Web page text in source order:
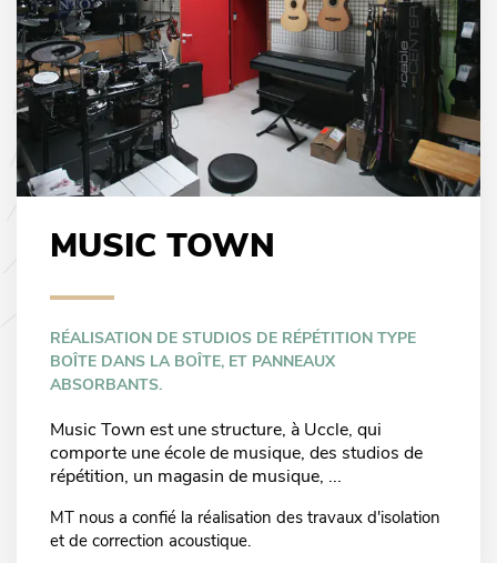
MUSIC TOWN
RÉALISATION DE STUDIOS DE RÉPÉTITION TYPE
BOÎTE DANS LA BOÎTE, ET PANNEAUX
ABSORBANTS.
Music Town est une structure, à Uccle, qui
comporte une école de musique, des studios de
répétition, un magasin de musique, ...
MT nous a confié la réalisation des travaux d'isolation
et de correction acoustique.